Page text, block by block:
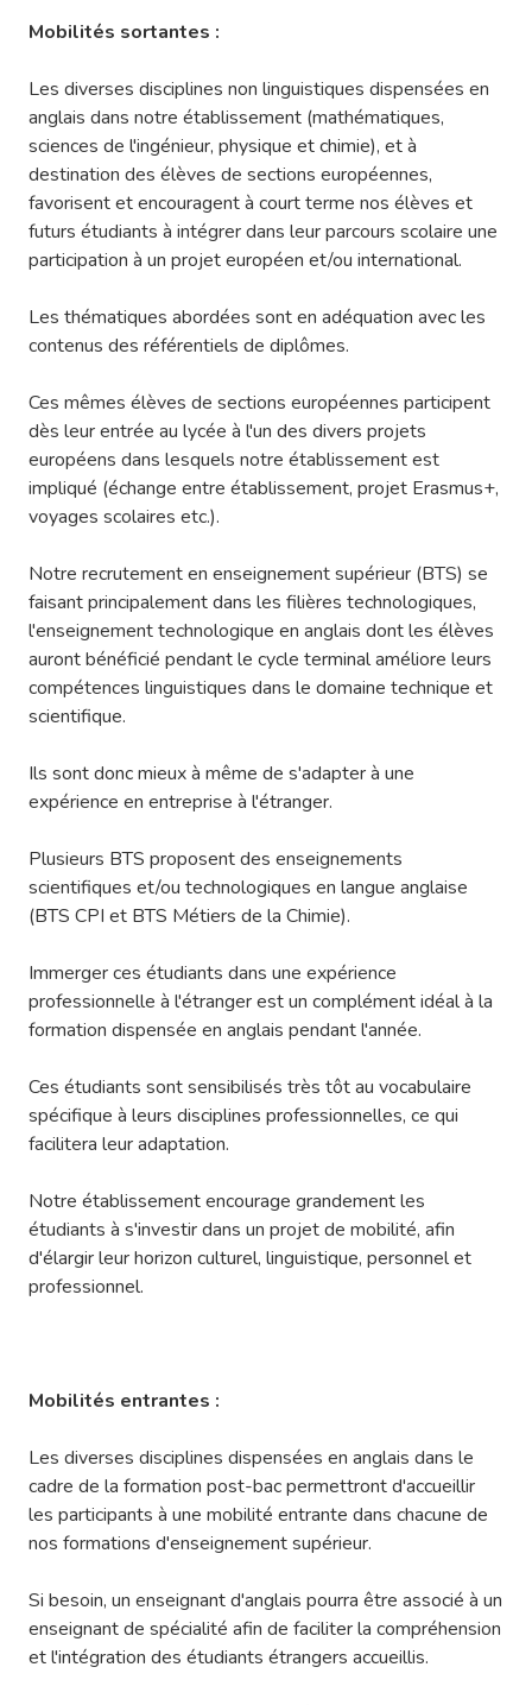
Mobilités sortantes :
Les diverses disciplines non linguistiques dispensées en
anglais dans notre établissement (mathématiques,
sciences de l'ingénieur, physique et chimie), et à
destination des élèves de sections européennes,
favorisent et encouragent à court terme nos élèves et
futurs étudiants à intégrer dans leur parcours scolaire une
participation à un projet européen et/ou international.
Les thématiques abordées sont en adéquation avec les
contenus des référentiels de diplômes.
Ces mêmes élèves de sections européennes participent
dès leur entrée au lycée à l'un des divers projets
européens dans lesquels notre établissement est
impliqué (échange entre établissement, projet Erasmus+,
voyages scolaires etc.).
Notre recrutement en enseignement supérieur (BTS) se
faisant principalement dans les filières technologiques,
l'enseignement technologique en anglais dont les élèves
auront bénéficié pendant le cycle terminal améliore leurs
compétences linguistiques dans le domaine technique et
scientifique.
Ils sont donc mieux à même de s'adapter à une
expérience en entreprise à l'étranger.
Plusieurs BTS proposent des enseignements
scientifiques et/ou technologiques en langue anglaise
(BTS CPI et BTS Métiers de la Chimie).
Immerger ces étudiants dans une expérience
professionnelle à l'étranger est un complément idéal à la
formation dispensée en anglais pendant l'année.
Ces étudiants sont sensibilisés très tôt au vocabulaire
spécifique à leurs disciplines professionnelles, ce qui
facilitera leur adaptation.
Notre établissement encourage grandement les
étudiants à s'investir dans un projet de mobilité, afin
d'élargir leur horizon culturel, linguistique, personnel et
professionnel.
Mobilités entrantes :
Les diverses disciplines dispensées en anglais dans le
cadre de la formation post-bac permettront d'accueillir
les participants à une mobilité entrante dans chacune de
nos formations d'enseignement supérieur.
Si besoin, un enseignant d'anglais pourra être associé à un
enseignant de spécialité afin de faciliter la compréhension
et l'intégration des étudiants étrangers accueillis.